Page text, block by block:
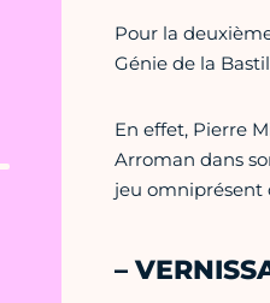
Pour la
Génie de la
En effet, Pierre
Arroman dans
jeu omniprésent
–